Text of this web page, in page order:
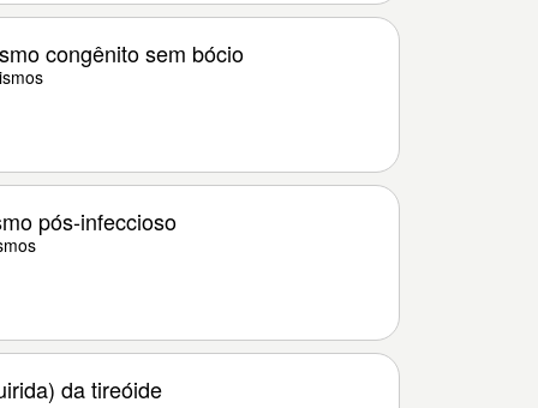
congênito sem bócio
pós-infeccioso
da tireóide